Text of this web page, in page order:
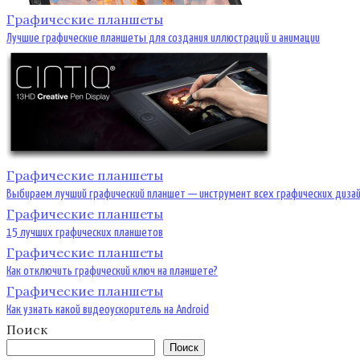
Графические планшеты
Лучшие графические планшеты для создания иллюстраций и анимации
Графические планшеты
Выбираем лучший графический планшет — инструмент всех графических
Графические планшеты
15 лучших графических планшетов
Графические планшеты
Как отключить графический ключ на планшете?
Графические планшеты
Как узнать какой видеоускоритель на Android
Поиск
Поиск